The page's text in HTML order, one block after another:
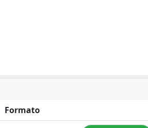
Formato